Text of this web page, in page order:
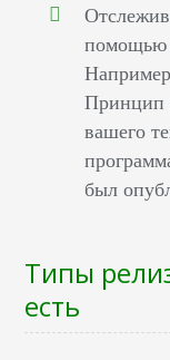
помощью
Принцип
вашего
был
Типы
есть